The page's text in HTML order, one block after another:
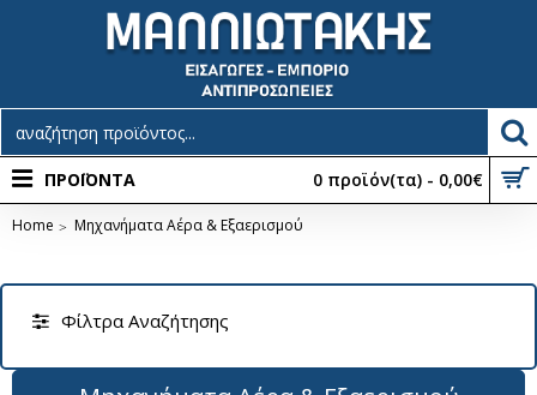
0 προϊόν(τα) - 0,00€
ΠΡΟΪΟΝΤΑ
Home Μηχανήματα Αέρα & Εξαερισμού
Φίλτρα Αναζήτησης